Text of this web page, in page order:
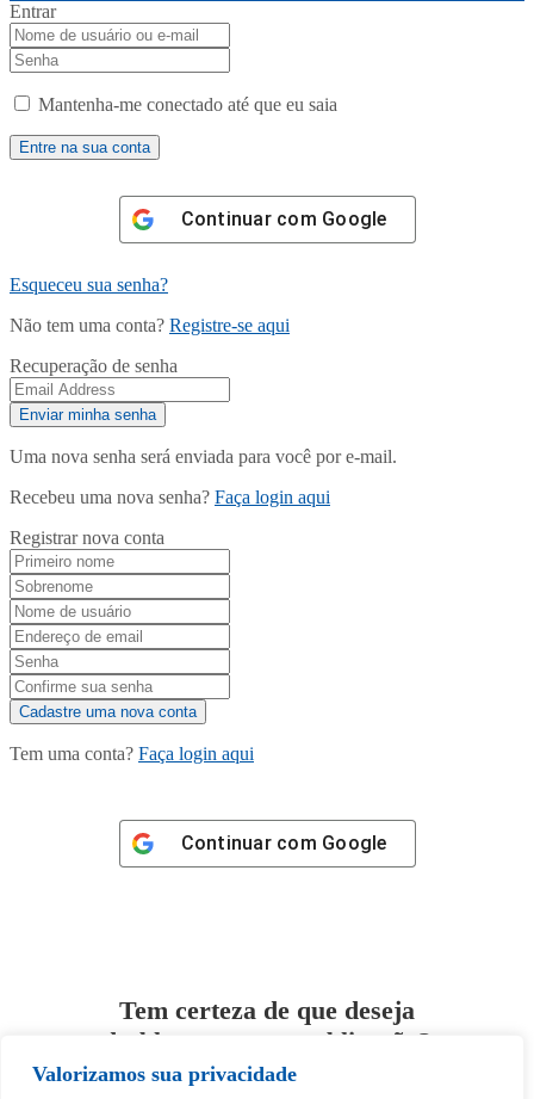
Valorizamos sua privacidade
Entrar
Mantenha-me conectado até que eu saia
Continuar com Google
Esqueceu sua senha?
Não tem uma conta? Registre-se aqui
Recuperação de senha
Uma nova senha será enviada para você por e-mail.
Recebeu uma nova senha? Faça login aqui
Registrar nova conta
Tem uma conta? Faça login aqui
Continuar com Google
Tem certeza de que deseja
desbloquear esta publicação?